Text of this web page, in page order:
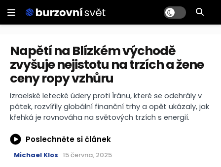
Napětí na Blízkém východě
zvyšuje nejistotu na trzích a žene
ceny ropy vzhůru
Izraelské letecké údery proti Íránu, které se odehrály v
pátek, rozvířily globální finanční trhy a opět ukázaly, jak
křehká je rovnováha na světových trzích s energií.
Poslechněte si článek
Michael Klos 15 června, 2025